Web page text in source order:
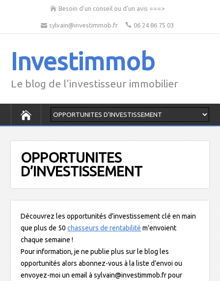
Besoin d'un conseil ou d'un avis ===>
sylvain@investimmob.fr 06 24 86 75 03
Investimmob
Le blog de l'investisseur immobilier
OPPORTUNITES
D’INVESTISSEMENT
Découvrez les opportunités d’investissement clé en main
que plus de 50chasseurs de rentabilité m’envoient
chaque semaine !
Pour information, je ne publie plus sur le blog les
opportunités alors abonnez-vous à la liste d’envoi ou
envoyez-moi un email à sylvain@investimmob.fr pour